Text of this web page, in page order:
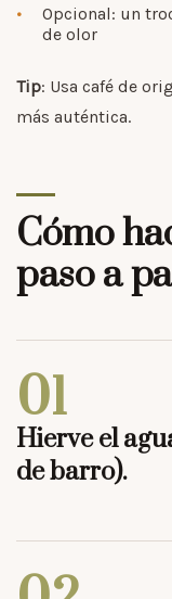
Opcional: un
de olor
Tip: Usa café de
más auténtica.
Cómo
paso a
01
Hierve el
de barro).